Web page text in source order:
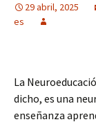
29 abril, 2025
es
La
dicho, es una
enseñanza